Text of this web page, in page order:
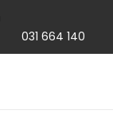
031 664 140